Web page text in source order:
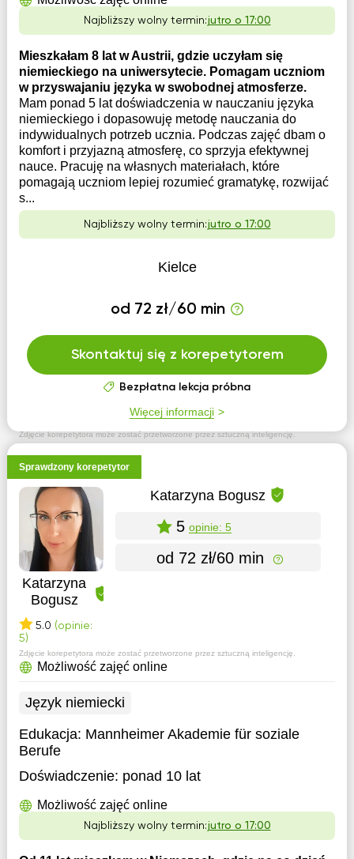
Zdjęcie korepetytora może zostać przetworzone przez sztuczną inteligencję.
Najbliższy wolny termin:jutro o 17:00
Mieszkałam 8 lat w Austrii, gdzie uczyłam się
niemieckiego na uniwersytecie. Pomagam uczniom
w przyswajaniu języka w swobodnej atmosferze.
Mam ponad 5 lat doświadczenia w nauczaniu języka
niemieckiego i dopasowuję metodę nauczania do
indywidualnych potrzeb ucznia. Podczas zajęć dbam o
komfort i przyjazną atmosferę, co sprzyja efektywnej
nauce. Pracuję na własnych materiałach, które
pomagają uczniom lepiej rozumieć gramatykę, rozwijać
s...
Najbliższy wolny termin:jutro o 17:00
Kielce
od 72 zł/60 min
Skontaktuj się z korepetytorem
Bezpłatna lekcja próbna
Więcej informacji
Sprawdzony korepetytor
Katarzyna
Bogusz
5.0 (opinie:
5)
Katarzyna Bogusz
5 opinie: 5
od 72 zł/60 min
Zdjęcie korepetytora może zostać przetworzone przez sztuczną inteligencję.
Możliwość zajęć online
Język niemiecki
Edukacja: Mannheimer Akademie für soziale
Berufe
Doświadczenie: ponad 10 lat
Możliwość zajęć online
Najbliższy wolny termin:jutro o 17:00